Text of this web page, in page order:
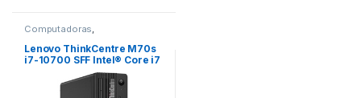
Computadoras
Computadoras de Escritorio
Lenovo ThinkCentre M70s
i7-10700 SFF Intel® Core i7
8 GB DDR4-SDRAM 256 GB
SSD Windows 11 Pro PC
Negro 256GB SSD M.2 WIFI